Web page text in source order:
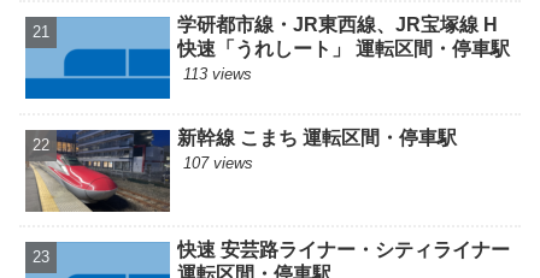
学研都市線・JR東西線、JR宝塚線 H
快速「うれしート」 運転区間・停車駅
113 views
新幹線 こまち 運転区間・停車駅
107 views
快速 安芸路ライナー・シティライナー
運転区間・停車駅